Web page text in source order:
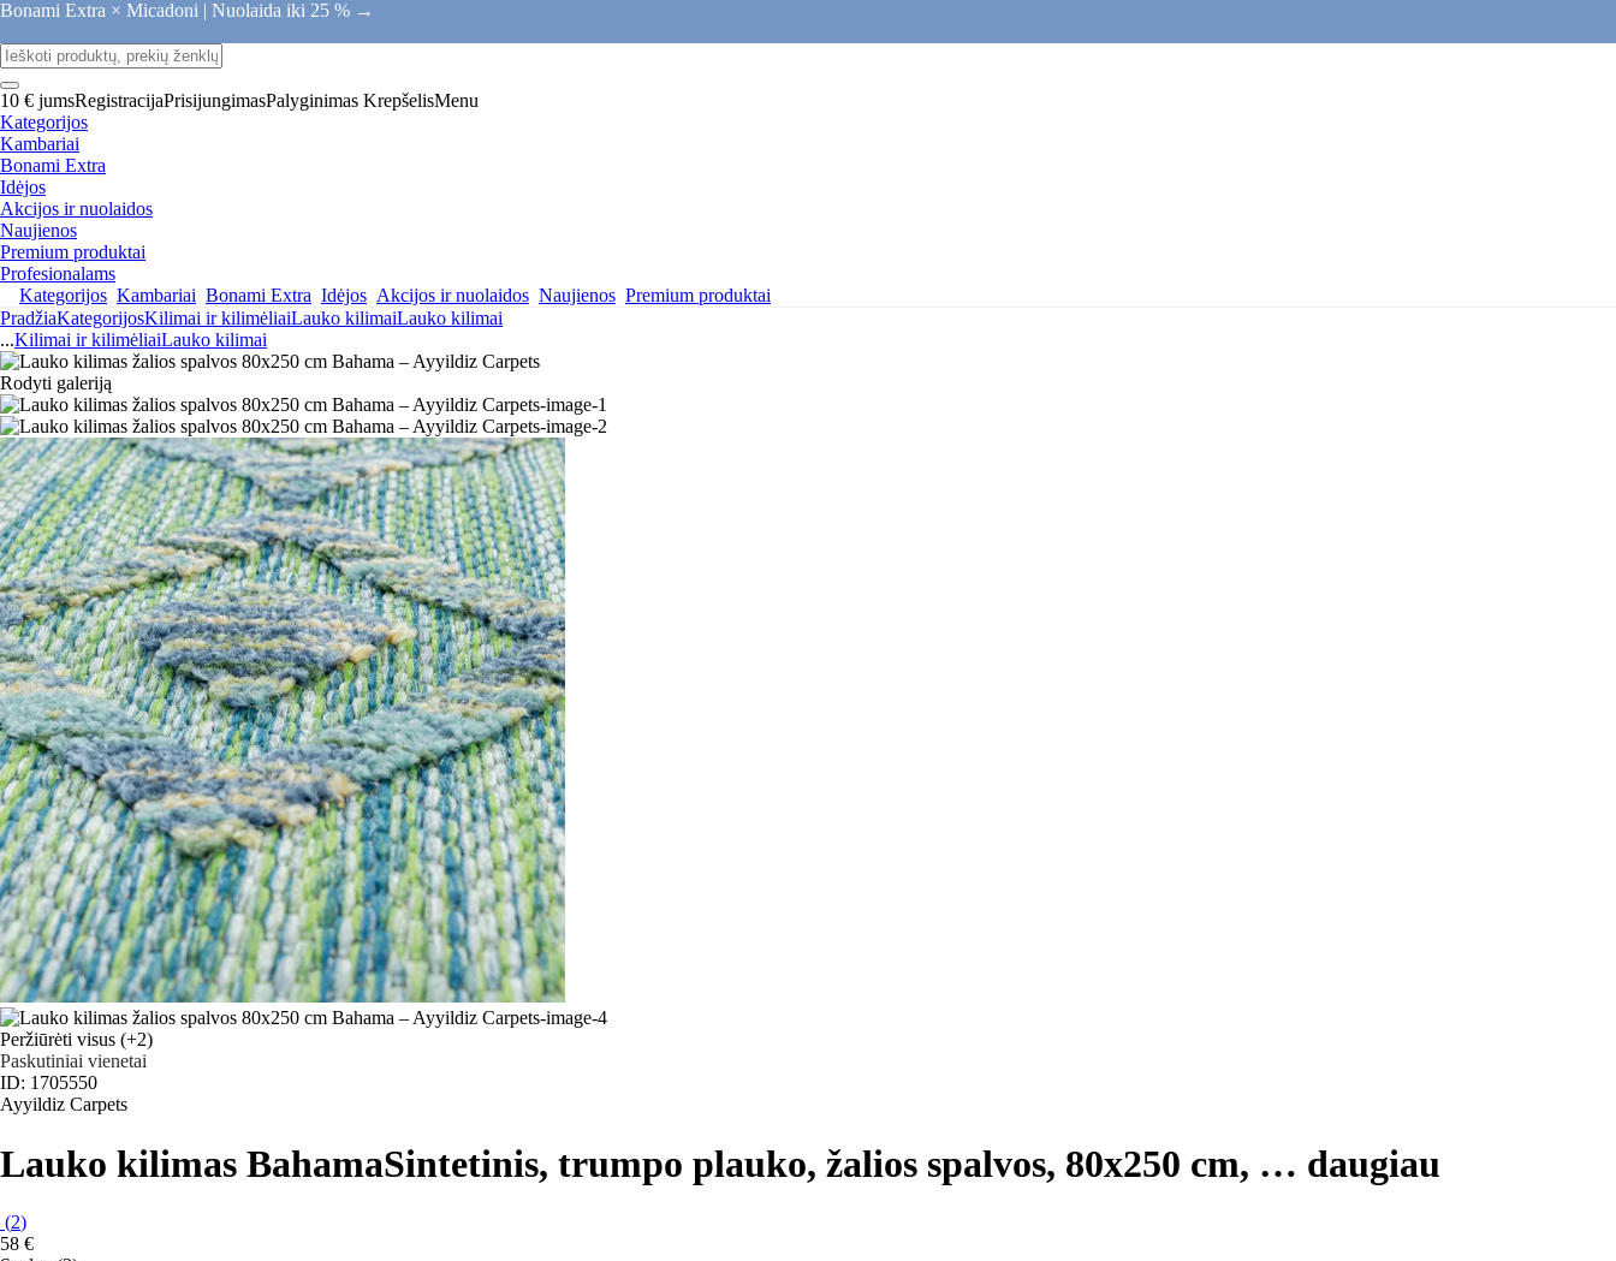
Bonami Extra × Micadoni | Nuolaida iki 25 % →
10 € jumsRegistracijaPrisijungimasPalyginimas KrepšelisMenu
Kategorijos
Kambariai
Bonami Extra
Idėjos
Akcijos ir nuolaidos
Naujienos
Premium produktai
Profesionalams
Kategorijos Kambariai Bonami Extra Idėjos Akcijos ir nuolaidos Naujienos Premium produktai
PradžiaKategorijosKilimai ir kilimėliaiLauko kilimaiLauko kilimai
...Kilimai ir kilimėliaiLauko kilimai
Rodyti galeriją
Peržiūrėti visus (+2)
Paskutiniai vienetai
ID: 1705550
Ayyildiz Carpets
Lauko kilimas BahamaSintetinis, trumpo plauko, žalios spalvos, 80x250 cm, … daugiau
(2)
58 €